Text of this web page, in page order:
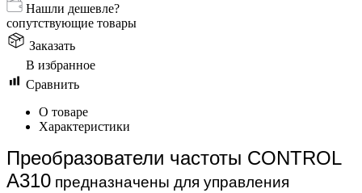
Нашли дешевле?
сопутствующие товары
Заказать
В избранное
Сравнить
О товаре
Характеристики
Преобразователи частоты CONTROL
A310 предназначены для управления